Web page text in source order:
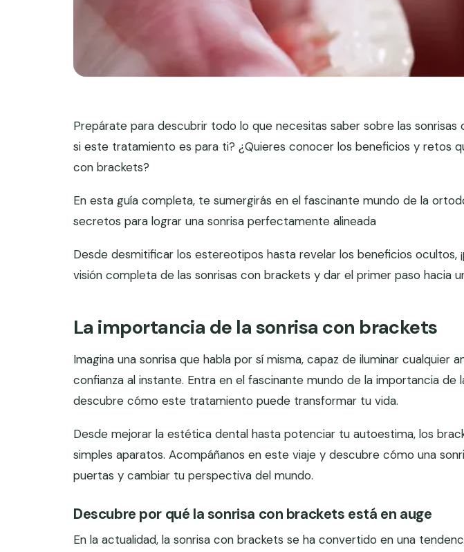
Prepárate para descubrir todo lo que necesitas saber sobre las sonrisas
si este tratamiento es para ti? ¿Quieres conocer los beneficios y retos
con brackets?
En esta guía completa, te sumergirás en el fascinante mundo de la
secretos para lograr una sonrisa perfectamente alineada
Desde desmitificar los estereotipos hasta revelar los beneficios ocultos,
visión completa de las sonrisas con brackets y dar el primer paso hacia
La importancia de la sonrisa con brackets
Imagina una sonrisa que habla por sí misma, capaz de iluminar cualquier
confianza al instante. Entra en el fascinante mundo de la importancia de
descubre cómo este tratamiento puede transformar tu vida.
Desde mejorar la estética dental hasta potenciar tu autoestima, los
simples aparatos. Acompáñanos en este viaje y descubre cómo una
puertas y cambiar tu perspectiva del mundo.
Descubre por qué la sonrisa con brackets está en auge
En la actualidad, la sonrisa con brackets se ha convertido en una